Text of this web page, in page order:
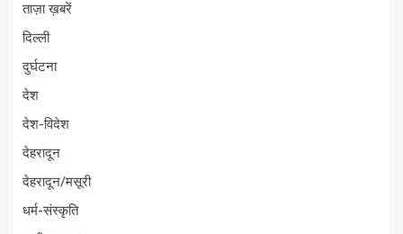
ताज़ा ख़बरें
दिल्ली
दुर्घटना
देश
देश-विदेश
देहरादून
देहरादून/मसूरी
धर्म-संस्कृति